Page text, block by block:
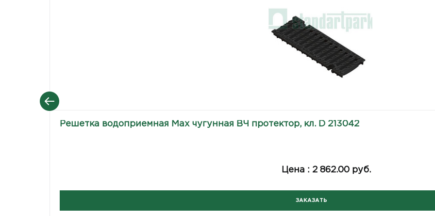
Решетка водоприемная Max чугунная ВЧ протектор, кл. D 213042
Цена : 2 862.00 руб.
ЗАКАЗАТЬ